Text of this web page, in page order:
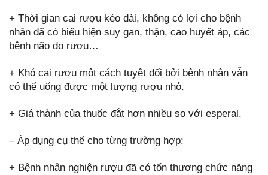
+ Thời gian cai rượu kéo dài, không có lợi cho bệnh
nhân đã có biểu hiện suy gan, thận, cao huyết áp, các
bệnh não do rượu…
+ Khó cai rượu một cách tuyệt đối bởi bệnh nhân vẫn
có thể uống được một lượng rượu nhỏ.
+ Giá thành của thuốc đắt hơn nhiều so với esperal.
– Áp dụng cụ thể cho từng trường hợp:
+ Bệnh nhân nghiện rượu đã có tổn thương chức năng